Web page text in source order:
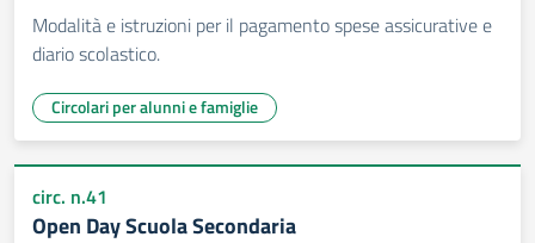
Modalità e istruzioni per il pagamento spese assicurative e
diario scolastico.
Circolari per alunni e famiglie
circ. n.41
Open Day Scuola Secondaria